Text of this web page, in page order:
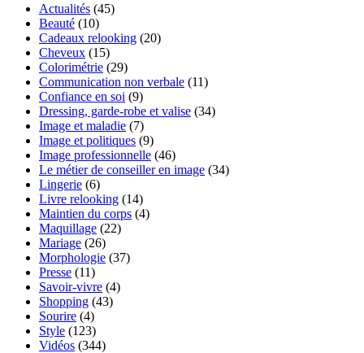
Actualités (45)
Beauté (10)
Cadeaux relooking (20)
Cheveux (15)
Colorimétrie (29)
Communication non verbale (11)
Confiance en soi (9)
Dressing, garde-robe et valise (34)
Image et maladie (7)
Image et politiques (9)
Image professionnelle (46)
Le métier de conseiller en image (34)
Lingerie (6)
Livre relooking (14)
Maintien du corps (4)
Maquillage (22)
Mariage (26)
Morphologie (37)
Presse (11)
Savoir-vivre (4)
Shopping (43)
Sourire (4)
Style (123)
Vidéos (344)